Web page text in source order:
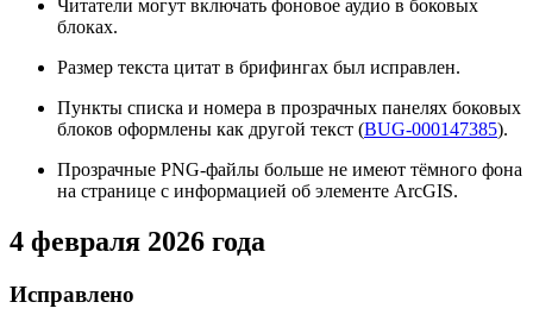
Читатели могут включать фоновое аудио в боковых
блоках.
Размер текста цитат в брифингах был исправлен.
Пункты списка и номера в прозрачных панелях боковых
блоков оформлены как другой текст (BUG-000147385).
Прозрачные PNG-файлы больше не имеют тёмного фона
на странице с информацией об элементе ArcGIS.
4 февраля 2026 года
Исправлено